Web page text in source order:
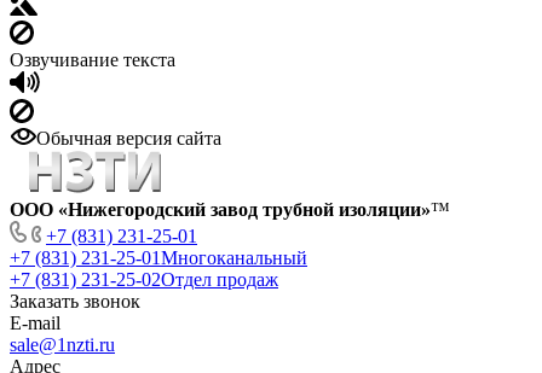
Озвучивание текста
Обычная версия сайта
ООО «Нижегородский завод трубной изоляции»™
+7 (831) 231-25-01
+7 (831) 231-25-01Многоканальный
+7 (831) 231-25-02Отдел продаж
Заказать звонок
E-mail
sale@1nzti.ru
Адрес